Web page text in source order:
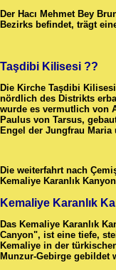
Der Hacı Mehmet Bey
Bezirks befindet, trägt
Taşdibi Kilisesi ??
Die Kirche Taşdibi
nördlich des Distrikts
wurde es vermutlich von
Paulus von Tarsus,
Engel der Jungfrau
Die weiterfahrt nach
Kemaliye Karanlık Kanyon
Kemaliye Karanlık
Das Kemaliye Karanlık
Canyon", ist eine tiefe,
Kemaliye in der
Munzur-Gebirge gebildet